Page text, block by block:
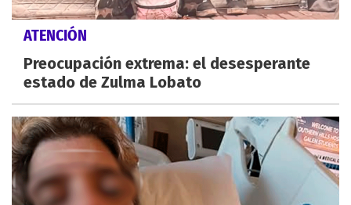
ATENCIÓN
Preocupación extrema: el desesperante
estado de Zulma Lobato